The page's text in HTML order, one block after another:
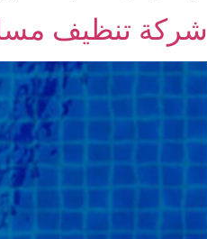
شركة تنظيف